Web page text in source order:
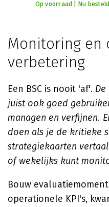
Op voorraad | Nu
Monitoring en
verbetering
Een BSC is nooit 'af'.
juist ook goed
managen en verfijnen.
doen als je de kritieke
strategiekaarten
of wekelijks kunt
Bouw
operationele KPI's,